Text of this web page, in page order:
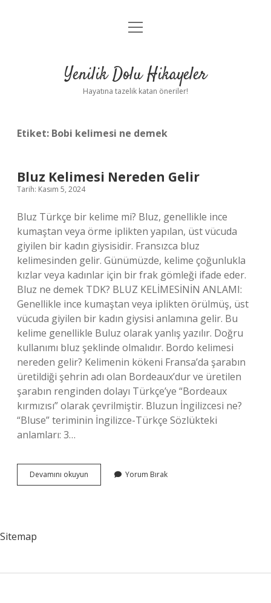
Anasayfa
Yasal Uyarı
menüyü
Yenilik Dolu Hikayeler
Hayatına tazelik katan öneriler!
Etiket: Bobi kelimesi ne demek
Bluz Kelimesi Nereden Gelir
Tarih: Kasım 5, 2024
Bluz Türkçe bir kelime mi? Bluz, genellikle ince
kumaştan veya örme iplikten yapılan, üst vücuda
giyilen bir kadın giysisidir. Fransızca bluz
kelimesinden gelir. Günümüzde, kelime çoğunlukla
kızlar veya kadınlar için bir frak gömleği ifade eder.
Bluz ne demek TDK? BLUZ KELİMESİNİN ANLAMI:
Genellikle ince kumaştan veya iplikten örülmüş, üst
vücuda giyilen bir kadın giysisi anlamına gelir. Bu
kelime genellikle Buluz olarak yanlış yazılır. Doğru
kullanımı bluz şeklinde olmalıdır. Bordo kelimesi
nereden gelir? Kelimenin kökeni Fransa’da şarabın
üretildiği şehrin adı olan Bordeaux’dur ve üretilen
şarabın renginden dolayı Türkçe’ye “Bordeaux
kırmızısı” olarak çevrilmiştir. Bluzun İngilizcesi ne?
“Bluse” teriminin İngilizce-Türkçe Sözlükteki
anlamları: 3…
Devamını okuyun
Kelimesi
Yorum Bırak
Sitemap